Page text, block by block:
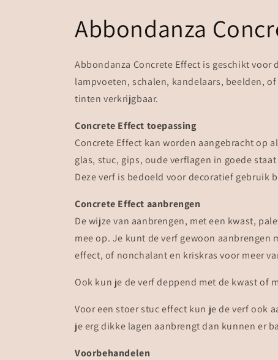
Abbondanza
Abbondanza Concrete Effect is geschikt
lampvoeten, schalen, kandelaars, beelden,
tinten verkrijgbaar.
Concrete Effect toepassing
Concrete Effect kan worden aangebracht op
glas, stuc, gips, oude verflagen in goede
Deze verf is bedoeld voor decoratief gebruik
Concrete Effect aanbrengen
De wijze van aanbrengen, met een kwast,
mee op. Je kunt de verf gewoon
effect, of nonchalant en kriskras voor meer
Ook kun je de verf deppend met de kwast of
Voor een stoer stuc effect kun je de verf ook
je erg dikke lagen aanbrengt dan kunnen er
Voorbehandelen